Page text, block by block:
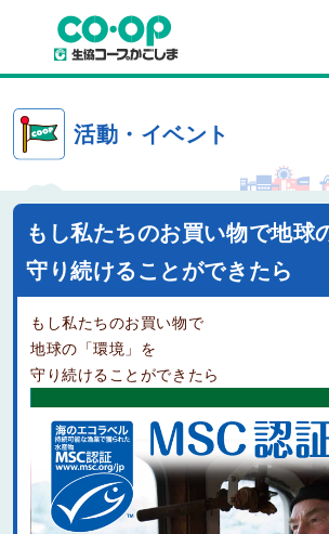
活動・イベント
もし私たちのお買い物で地球
守り続けることができたら
もし私たちのお買い物で
地球の「環境」を
守り続けることができたら